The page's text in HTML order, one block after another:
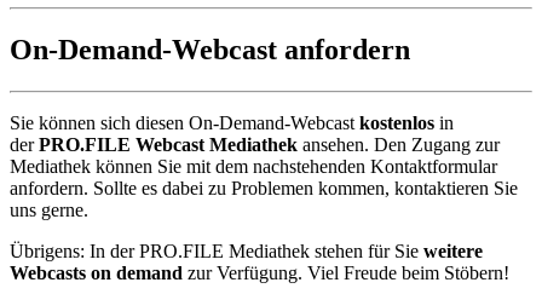
On-Demand-Webcast anfordern
Sie können sich diesen On-Demand-Webcast kostenlos in
derPRO.FILE Webcast Mediathek ansehen. Den Zugang zur
Mediathek können Sie mit dem nachstehenden Kontaktformular
anfordern. Sollte es dabei zu Problemen kommen, kontaktieren Sie
uns gerne.
Übrigens: In der PRO.FILE Mediathek stehen für Sie weitere
Webcasts on demand zur Verfügung. Viel Freude beim Stöbern!